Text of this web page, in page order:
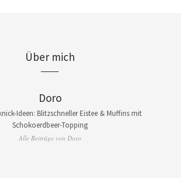
Über mich
Doro
Ideen: Blitzschneller Eistee & Muffins mit
Schokoerdbeer-Topping
Alle Beiträge von Doro